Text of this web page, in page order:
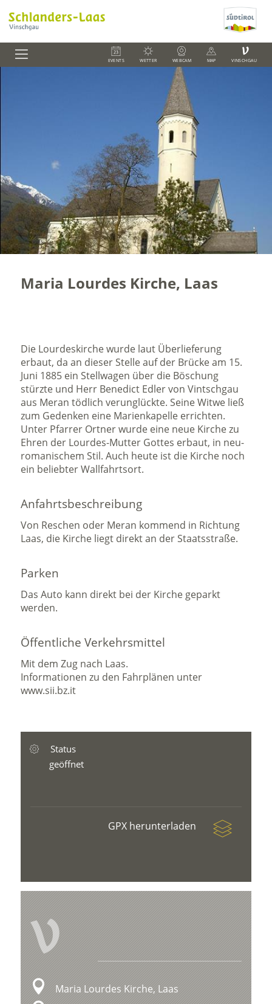
EVENTS WETTER WEBCAM MAP
V
VINSCHGAU
Maria Lourdes Kirche, Laas
Die Lourdeskirche wurde laut Überlieferung
erbaut, da an dieser Stelle auf der Brücke am 15.
Juni 1885 ein Stellwagen über die Böschung
stürzte und Herr Benedict Edler von Vintschgau
aus Meran tödlich verunglückte. Seine Witwe ließ
zum Gedenken eine Marienkapelle errichten.
Unter Pfarrer Ortner wurde eine neue Kirche zu
Ehren der Lourdes-Mutter Gottes erbaut, in neu-
romanischem Stil. Auch heute ist die Kirche noch
ein beliebter Wallfahrtsort.
Anfahrtsbeschreibung
Von Reschen oder Meran kommend in Richtung
Laas, die Kirche liegt direkt an der Staatsstraße.
Parken
Das Auto kann direkt bei der Kirche geparkt
werden.
Öffentliche Verkehrsmittel
Mit dem Zug nach Laas.
Informationen zu den Fahrplänen unter
www.sii.bz.it
Status
geöffnet
GPX herunterladen
V
Maria Lourdes Kirche, Laas